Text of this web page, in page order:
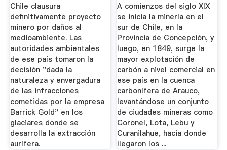
Chile clausura
definitivamente proyecto
minero por daños al
medioambiente. Las
autoridades ambientales
de ese país tomaron la
decisión "dada la
naturaleza y envergadura
de las infracciones
cometidas por la empresa
Barrick Gold" en los
glaciares donde se
desarrolla la extracción
aurífera.
A comienzos del siglo XIX
se inicia la minería en el
sur de Chile, en la
Provincia de Concepción, y
luego, en 1849, surge la
mayor explotación de
carbón a nivel comercial en
ese país en la cuenca
carbonífera de Arauco,
levantándose un conjunto
de ciudades mineras como
Coronel, Lota, Lebu y
Curanilahue, hacia donde
llegaron los ...